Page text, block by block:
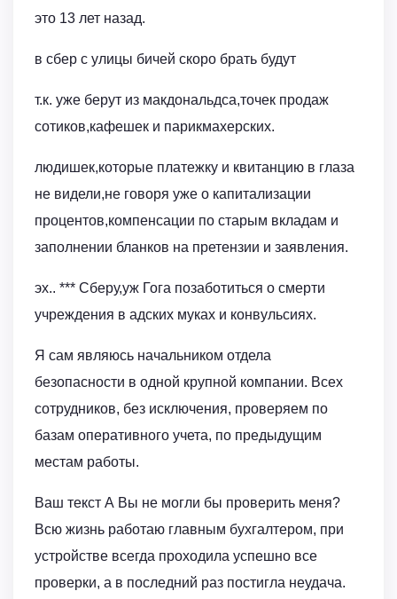
это 13 лет назад.
в сбер с улицы бичей скоро брать будут
т.к. уже берут из макдональдса,точек продаж
сотиков,кафешек и парикмахерских.
людишек,которые платежку и квитанцию в глаза
не видели,не говоря уже о капитализации
процентов,компенсации по старым вкладам и
заполнении бланков на претензии и заявления.
эх.. *** Сберу,уж Гога позаботиться о смерти
учреждения в адских муках и конвульсиях.
Я сам являюсь начальником отдела
безопасности в одной крупной компании. Всех
сотрудников, без исключения, проверяем по
базам оперативного учета, по предыдущим
местам работы.
Ваш текст А Вы не могли бы проверить меня?
Всю жизнь работаю главным бухгалтером, при
устройстве всегда проходила успешно все
проверки, а в последний раз постигла неудача.